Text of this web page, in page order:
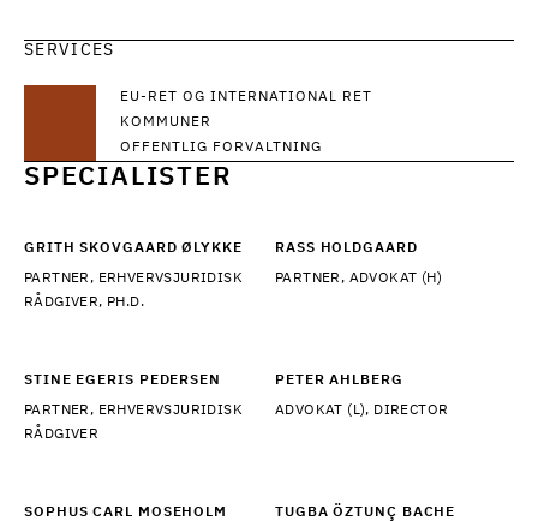
SERVICES
EU-RET OG INTERNATIONAL RET
KOMMUNER
OFFENTLIG FORVALTNING
SPECIALISTER
GRITH SKOVGAARD ØLYKKE
PARTNER, ERHVERVSJURIDISK
RÅDGIVER, PH.D.
RASS HOLDGAARD
PARTNER, ADVOKAT (H)
STINE EGERIS PEDERSEN
PARTNER, ERHVERVSJURIDISK
RÅDGIVER
PETER AHLBERG
ADVOKAT (L), DIRECTOR
SOPHUS CARL MOSEHOLM TUGBA ÖZTUNÇ BACHE